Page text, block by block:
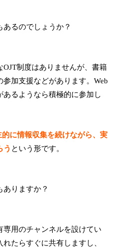
るのでしょうか？
制度はありませんが、書籍
加支援などがあります。Web
るようなら積極的に参加し
に情報収集を続けながら、実
う という形です。
りますか？
用のチャンネルを設けてい
たらすぐに共有しますし、